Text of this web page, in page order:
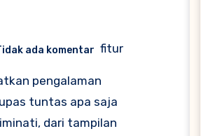
ada komentar fitur
pengalaman
tuntas apa saja
dari tampilan